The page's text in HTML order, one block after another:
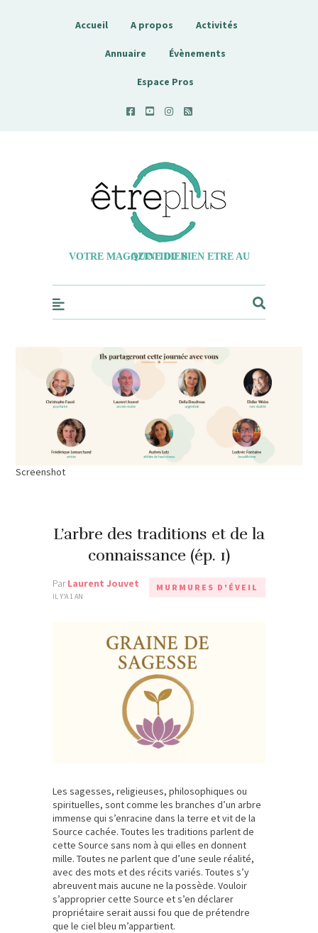
Accueil A propos Activités
Annuaire Évènements
Espace Pros
Etreplus
VOTRE MAGAZINE DU BIEN ETRE AU QUOTIDIEN
Screenshot
L’arbre des traditions et de la
connaissance (ép. 1)
ParLaurent Jouvet
IL Y'A 1 AN
MURMURES D'ÉVEIL
Les sagesses, religieuses, philosophiques ou
spirituelles, sont comme les branches d’un arbre
immense qui s’enracine dans la terre et vit de la
Source cachée. Toutes les traditions parlent de
cette Source sans nom à qui elles en donnent
mille. Toutes ne parlent que d’une seule réalité,
avec des mots et des récits variés. Toutes s’y
abreuvent mais aucune ne la possède. Vouloir
s’approprier cette Source et s’en déclarer
propriétaire serait aussi fou que de prétendre
que le ciel bleu m’appartient.